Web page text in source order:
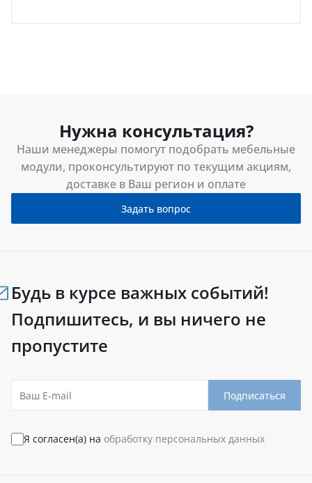
Нужна консультация?
Наши менеджеры помогут подобрать мебельные
модули, проконсультируют по текущим акциям,
доставке в Ваш регион и оплате
Задать вопрос
Будь в курсе важных событий!
Подпишитесь, и вы ничего не
пропустите
Подписаться
Я согласен(а) на обработку персональных данных